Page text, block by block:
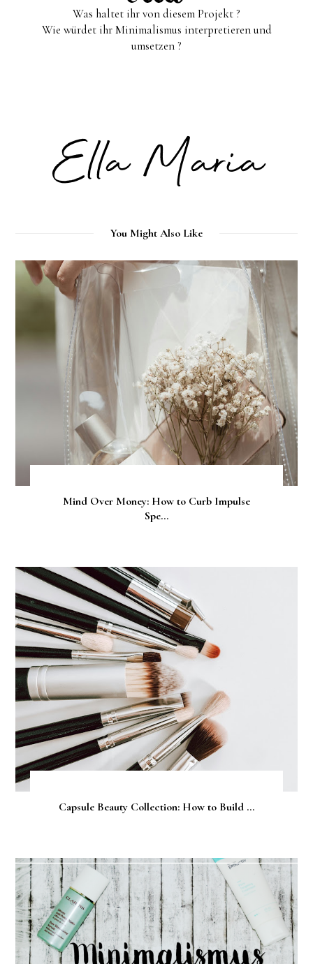
Was haltet ihr von diesem Projekt ?
Wie würdet ihr Minimalismus interpretieren und
umsetzen ?
You Might Also Like
Mind Over Money: How to Curb Impulse
Spe...
Capsule Beauty Collection: How to Build ...